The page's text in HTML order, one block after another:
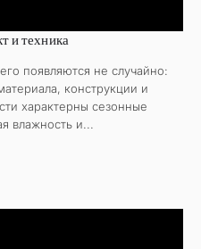
и техника
появляются не случайно:
конструкции и
характерны сезонные
влажность и...